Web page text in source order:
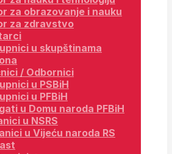
za obrazovanje i nauku
za zdravstvo
u skupštinama
/ Odbornici
u PSBiH
u PFBiH
u Domu naroda PFBiH
u NSRS
u Vijeću naroda RS